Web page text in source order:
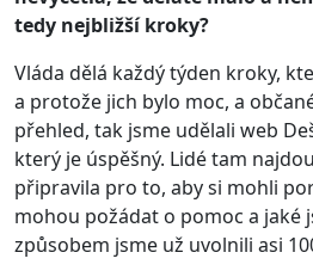
tedy nejbližší kroky?
Vláda dělá každý týden kroky,
a protože jich bylo moc, a
přehled, tak jsme udělali web
který je úspěšný. Lidé tam
připravila pro to, aby si mohli
mohou požádat o pomoc a jaké
způsobem jsme už uvolnili asi